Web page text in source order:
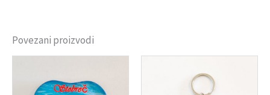
Povezani proizvodi